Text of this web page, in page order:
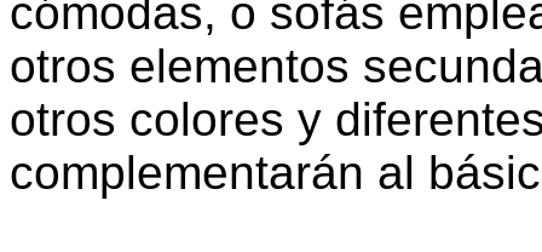
cómodas, o sofás
otros elementos
otros colores y
complementarán al